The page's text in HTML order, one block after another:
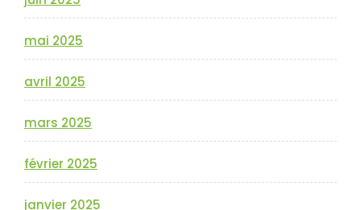
mai 2025
avril 2025
mars 2025
février 2025
janvier 2025